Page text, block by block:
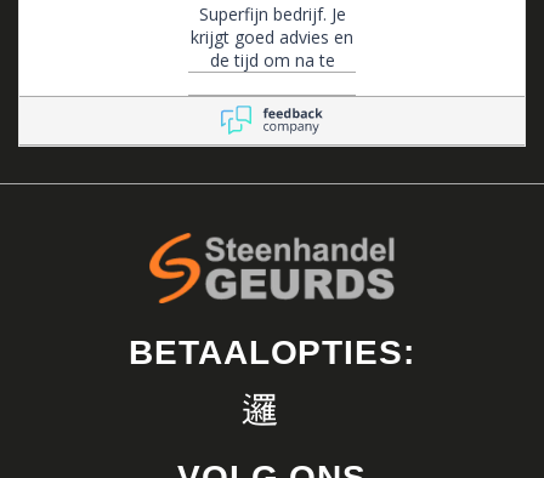
Superfijn bedrijf. Je
krijgt goed advies en
de tijd om na te
bereikbaar voor
advies en flexibel in
het maken van
BETAALOPTIES: